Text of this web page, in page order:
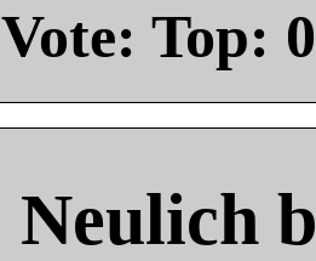
Vote: Top: 0
Neulich